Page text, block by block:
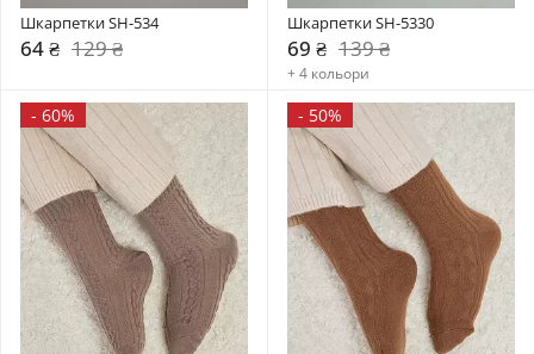
Шкарпетки SH-534
64 ₴ 129 ₴
Шкарпетки SH-5330
69 ₴ 139 ₴
+ 4 кольори
- 60% - 50%